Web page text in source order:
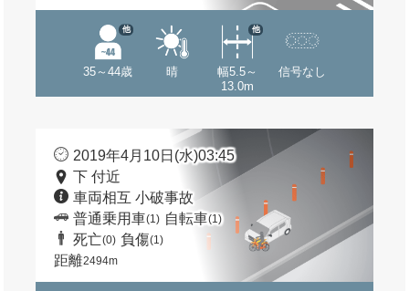
35～44歳
他
晴
幅5.5～
13.0m
他
信号なし
2019年4月10日(水)03:45
下 付近
車両相互 小破事故
普通乗用車(1) 自転車(1)
死亡(0) 負傷(1)
距離2494m